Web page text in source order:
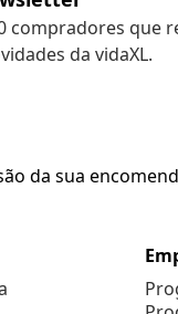
compradores que
da vidaXL.
da sua